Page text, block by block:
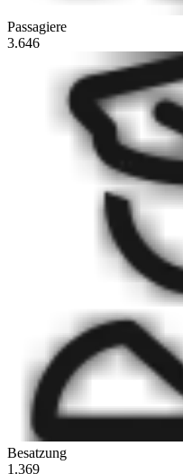
Passagiere
3.646
Besatzung
1.369